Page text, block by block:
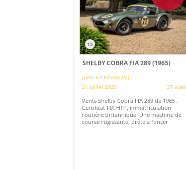
15
SHELBY COBRA FIA 289 (1965)
(UNITED KINGDOM)
31 juillet 2026
37 vues
Vents Shelby Cobra FIA 289 de 1965 .
Certificat FIA HTP, immatriculation
routière britannique. Une machine de
course rugissante, prête à foncer